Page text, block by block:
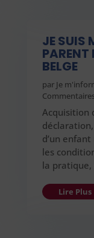
JE SUIS
PARENT
BELGE
par Je
Acquisition
d’un
les
la pratique,
Lire Plus